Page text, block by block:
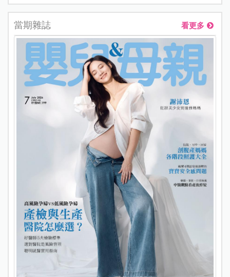
當期雜誌 看更多